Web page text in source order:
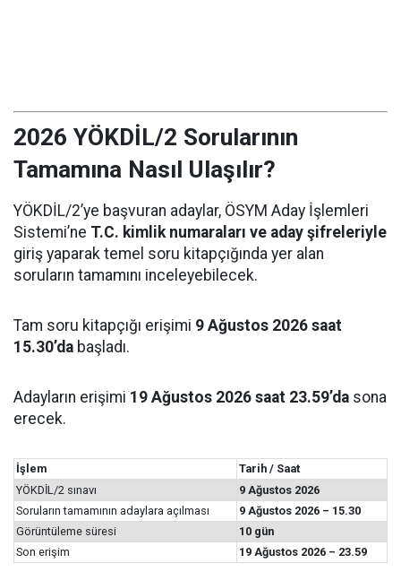
2026 YÖKDİL/2 Sorularının
Tamamına Nasıl Ulaşılır?
YÖKDİL/2’ye başvuran adaylar, ÖSYM Aday İşlemleri
Sistemi’ne T.C. kimlik numaraları ve aday şifreleriyle
giriş yaparak temel soru kitapçığında yer alan
soruların tamamını inceleyebilecek.
Tam soru kitapçığı erişimi 9 Ağustos 2026 saat
15.30’da başladı.
Adayların erişimi 19 Ağustos 2026 saat 23.59’da sona
erecek.
İşlem
Tarih / Saat
YÖKDİL/2 sınavı
9 Ağustos 2026
Soruların tamamının adaylara açılması
9 Ağustos 2026 – 15.30
Görüntüleme süresi
10 gün
Son erişim
19 Ağustos 2026 – 23.59